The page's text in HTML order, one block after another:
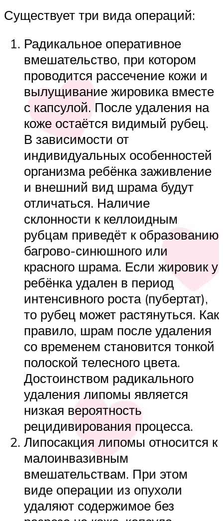
Существует три вида операций:
Радикальное оперативное
вмешательство, при котором
проводится рассечение кожи и
вылущивание жировика вместе
с капсулой. После удаления на
коже остаётся видимый рубец.
В зависимости от
индивидуальных особенностей
организма ребёнка заживление
и внешний вид шрама будут
отличаться. Наличие
склонности к келлоидным
рубцам приведёт к образованию
багрово-синюшного или
красного шрама. Если жировик у
ребёнка удален в период
интенсивного роста (пубертат),
то рубец может растянуться. Как
правило, шрам после удаления
со временем становится тонкой
полоской телесного цвета.
Достоинством радикального
удаления липомы является
низкая вероятность
рецидивирования процесса.
Липосакция липомы относится к
малоинвазивным
вмешательствам. При этом
виде операции из опухоли
удаляют содержимое без